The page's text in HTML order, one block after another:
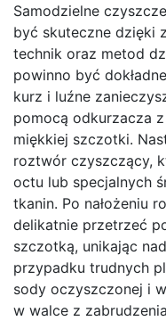
Samodzielne
być skuteczne dzięki
technik oraz metod
powinno być
kurz i luźne
pomocą odkurzacza
miękkiej szczotki.
roztwór czyszczący,
octu lub specjalnych
tkanin. Po nałożeniu
delikatnie przetrzeć
szczotką, unikając
przypadku trudnych
sody oczyszczonej i
w walce z